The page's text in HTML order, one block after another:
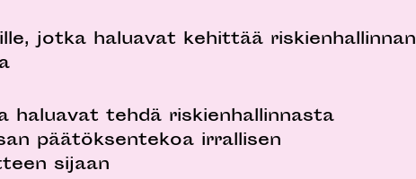
jotka haluavat kehittää riskienhallinnan
haluavat tehdä riskienhallinnasta
päätöksentekoa irrallisen
sijaan